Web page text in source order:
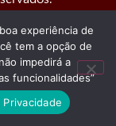
experiência de
tem a opção de
impedirá a
funcionalidades”